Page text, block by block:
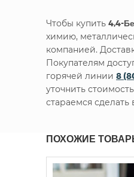
Чтобы купить 4,4-
химию,
компанией.
Покупателям
горячей линии 8
уточнить
стараемся
ПОХОЖИЕ